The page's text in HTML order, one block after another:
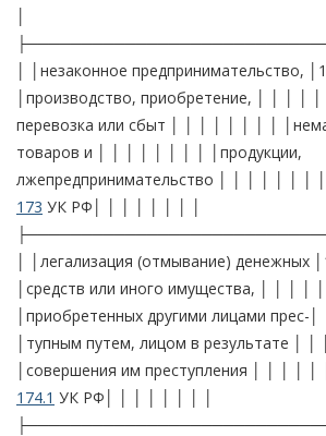
│ │незаконное предпринимательство,
│производство, приобретение, │ │ │ │
перевозка или сбыт │ │ │ │ │ │ │ │
товаров и │ │ │ │ │ │ │ │ │продукции,
лжепредпринимательство │ │ │ │ │ │ │ │
173 УК РФ│ │ │ │ │ │ │ │
│ │легализация (отмывание) денежных
│средств или иного имущества, │ │ │ │ │
│приобретенных другими лицами прес-│
│тупным путем, лицом в результате │ │
│совершения им преступления │ │ │ │ │
174.1 УК РФ│ │ │ │ │ │ │ │